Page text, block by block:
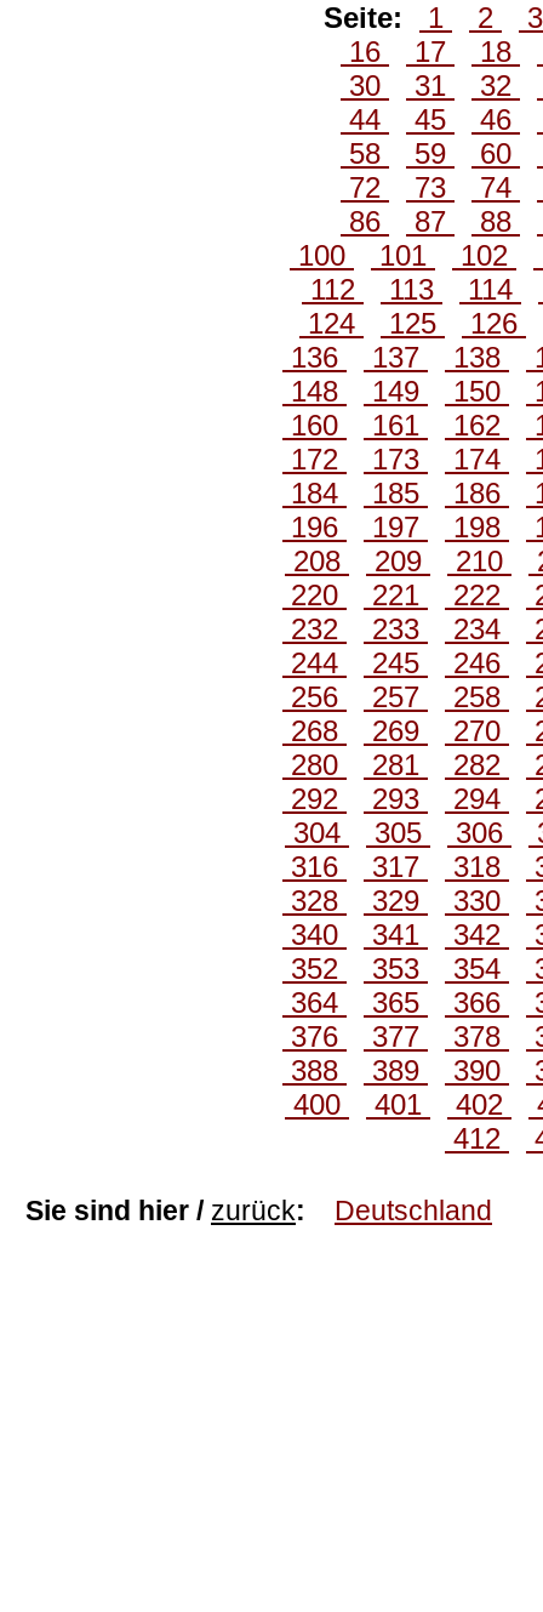
Seite: 1 2
16
17 18
30
31 32
44
45 46
58
59 60
72
73 74
86
87 88
100
101 102
112
113 114
124
125
126
136
137 138
148
149 150
160
161 162
172
173 174
184
185 186
196
197 198
208
209 210
220
221 222
232
233 234
244
245 246
256
257 258
268
269 270
280
281 282
292
293 294
304
305 306
316
317 318
328
329 330
340
341 342
352
353 354
364
365 366
376
377 378
388
389 390
400
401 402
412
Sie sind hier / zurück: Deutschland